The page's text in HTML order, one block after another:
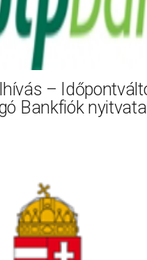
–
Bankfiók